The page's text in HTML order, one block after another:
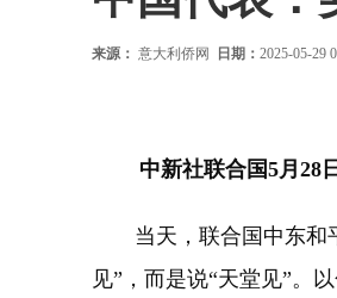
来源： 意大利侨网 日期： 2025-05-29
中新社联合国5月28
当天，联合国中东和平
见”，而是说“天堂见”。